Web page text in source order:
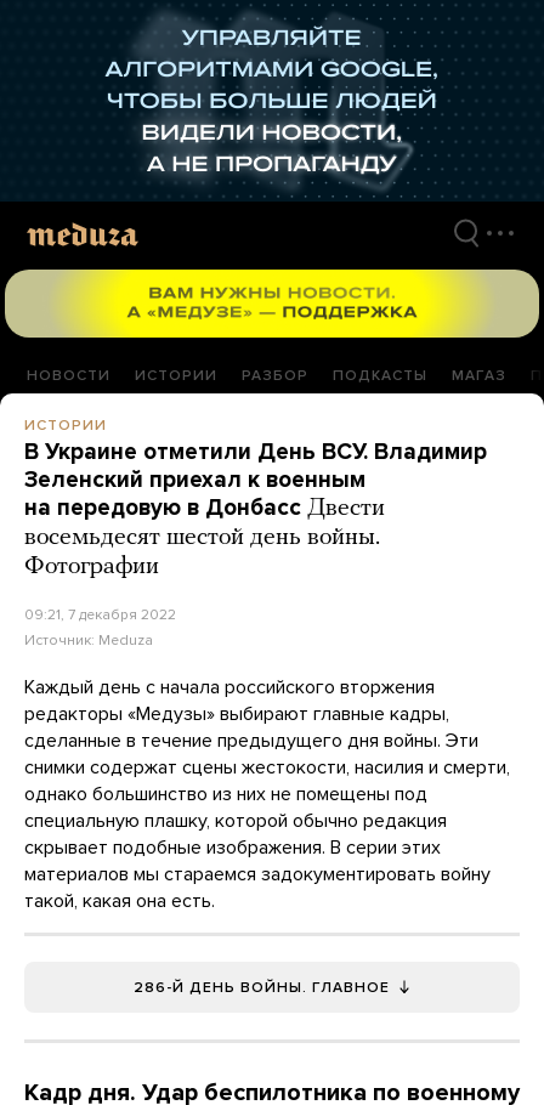
НОВОСТИ ИСТОРИИ РАЗБОР ПОДКАСТЫ МАГАЗ
ИСТОРИИ
В Украине отметили День ВСУ. Владимир
Зеленский приехал к военным
на передовую в Донбасс Двести
восемьдесят шестой день войны.
Фотографии
09:21, 7 декабря 2022
Источник: Meduza
Каждый день с начала российского вторжения
редакторы «Медузы» выбирают главные кадры,
сделанные в течение предыдущего дня войны. Эти
снимки содержат сцены жестокости, насилия и смерти,
однако большинство из них не помещены под
специальную плашку, которой обычно редакция
скрывает подобные изображения. В серии этих
материалов мы стараемся задокументировать войну
такой, какая она есть.
286-Й ДЕНЬ ВОЙНЫ. ГЛАВНОЕ
Кадр дня. Удар беспилотника по военному